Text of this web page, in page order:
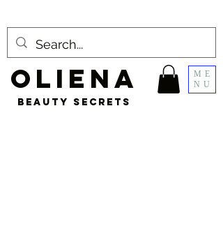
ME
NU
OLIENA
BEAUTY SECRETS